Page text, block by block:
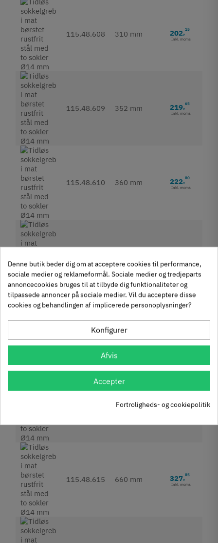
115.48.608 310 mm 202,15
Inkl. moms
115.48.609 352 mm 219,65
Inkl. moms
115.48.610 360 mm 222,80
Inkl. moms
Inkl. moms
115.48.613 460 mm
560 mm 296,
115.48.615 660 mm 327,85
Inkl. moms
Denne butik beder dig om at acceptere cookies til performance,
sociale medier og reklameformål. Sociale medier og tredjeparts
annoncecookies bruges til at tilbyde dig funktionaliteter og
tilpassede annoncer på sociale medier. Vil du acceptere disse
cookies og behandlingen af implicerede personoplysninger?
Konfigurer
Afvis
Accepter
Fortroligheds- og cookiepolitik